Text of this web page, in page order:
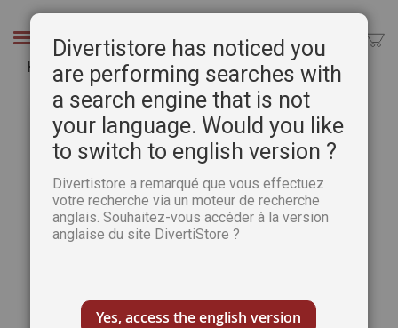
Chercher
HOKUSAI - 100 chefs-d'œuvre
Passer
galerie
d’images
Divertistore has noticed you
are performing searches with
a search engine that is not
your language. Would you like
to switch to english version ?
Divertistore a remarqué que vous effectuez
votre recherche via un moteur de recherche
anglais. Souhaitez-vous accéder à la version
anglaise du site DivertiStore ?
Yes, access the english version